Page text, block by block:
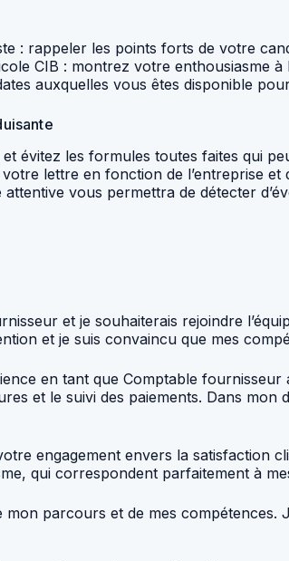
: rappeler les points forts de votre
CIB : montrez votre enthousiasme
auxquelles vous êtes disponible
évitez les formules toutes faites qui
lettre en fonction de l’entreprise
vous permettra de détecter
et je souhaiterais rejoindre
et je suis convaincu que mes
en tant que Comptable
et le suivi des paiements. Dans mon
engagement envers la
qui correspondent parfaitement à
parcours et de mes